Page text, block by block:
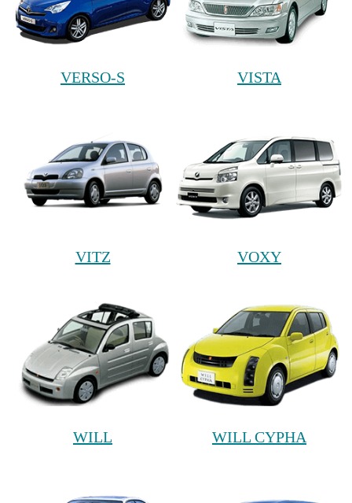
VERSO-S VISTA
VITZ VOXY
WILL WILL CYPHA